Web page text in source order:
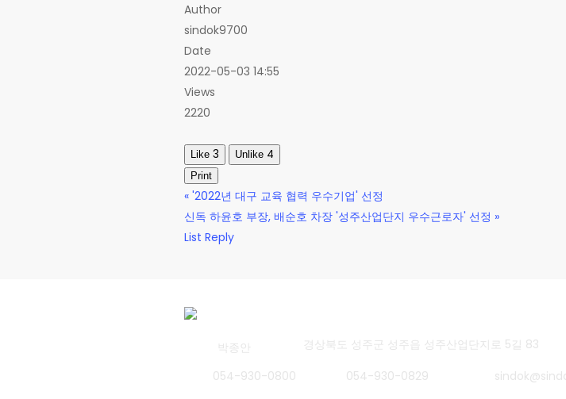
Author
sindok9700
Date
2022-05-03 14:55
Views
2220
Like 3 Unlike 4
Print
« '2022년 대구 교육 협력 우수기업' 선정
신독 하윤호 부장, 배순호 차장 '성주산업단지 우수근로자' 선정 »
List Reply
박종안
경상북도 성주군 성주읍 성주산업단지로 5길 83
054-930-0800 054-930-0829